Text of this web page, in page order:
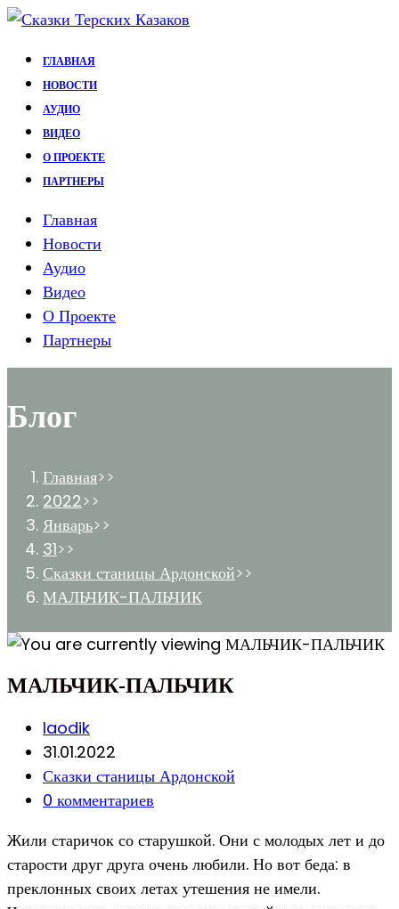
Перейти
содержимому
ГЛАВНАЯ
НОВОСТИ
АУДИО
ВИДЕО
О ПРОЕКТЕ
ПАРТНЕРЫ
Главная
Новости
Аудио
Видео
О Проекте
Партнеры
Блог
Главная>>
2022>>
Январь>>
31>>
Сказки станицы Ардонской>>
МАЛЬЧИК-ПАЛЬЧИК
МАЛЬЧИК-ПАЛЬЧИК
Post
author:
laodik
Запись
опубликована:
31.01.2022
Post
category:
Сказки станицы Ардонской
Post
0 комментариев
Жили старичок со старушкой. Они с молодых лет и до
старости друг друга очень любили. Но вот беда: в
преклонных своих летах утешения не имели.